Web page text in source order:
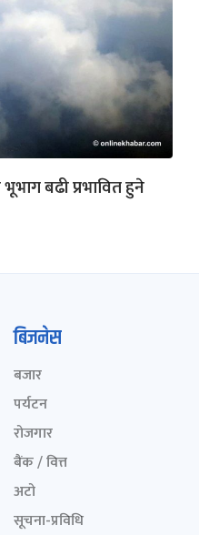
भूभाग बढी प्रभावित हुने
बिजनेस
बजार
पर्यटन
रोजगार
बैंक / वित्त
अटो
सूचना-प्रविधि